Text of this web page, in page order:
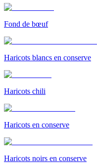
Fond de bœuf
Haricots blancs en conserve
Haricots chili
Haricots en conserve
Haricots noirs en conserve